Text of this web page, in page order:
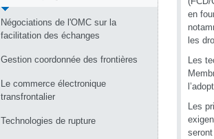
Négociations de l'OMC sur la
facilitation des échanges
Gestion coordonnée des frontières
Le commerce électronique
transfrontalier
Technologies de rupture
en
les
Les
Les